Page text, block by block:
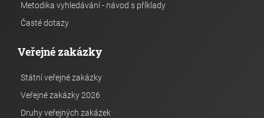
Metodika vyhledávání - návod s příklady
Časté dotazy
Veřejné zakázky
Státní veřejné zakázky
Veřejné zakázky 2026
Druhy veřejných zakázek